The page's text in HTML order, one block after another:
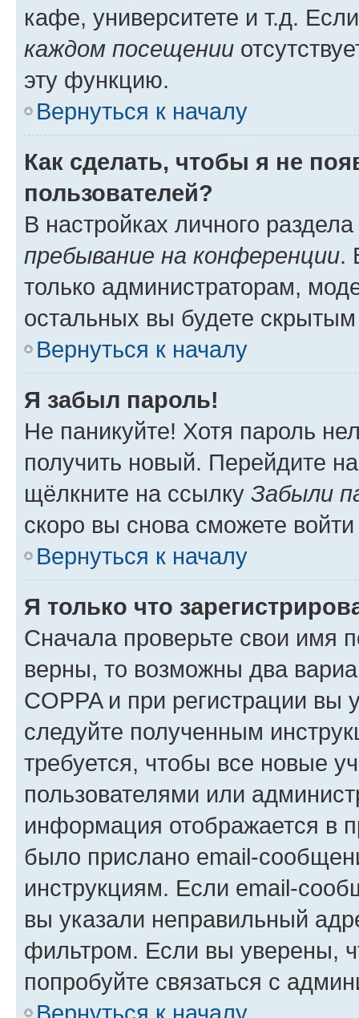
кафе, университете и т.д.
каждом посещении
эту функцию.
Вернуться к началу
Как сделать, чтобы я не
пользователей?
В настройках личного
пребывание на конференции.
только администраторам,
остальных вы будете
Вернуться к началу
Я забыл пароль!
Не паникуйте! Хотя пароль
получить новый. Перейдите
щёлкните на ссылку Забыли
скоро вы снова сможете
Вернуться к началу
Я только что
Сначала проверьте свои имя
верны, то возможны два
COPPA и при регистрации вы
следуйте полученным
требуется, чтобы все новые
пользователями или
информация отображается в
было прислано email-
инструкциям. Если email-
вы указали неправильный
фильтром. Если вы уверены,
попробуйте связаться с
Вернуться к началу